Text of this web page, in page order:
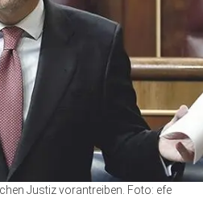
Justiz vorantreiben. Foto: efe